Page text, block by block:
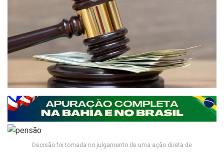
Decisão foi tomada no julgamento de uma ação direta de